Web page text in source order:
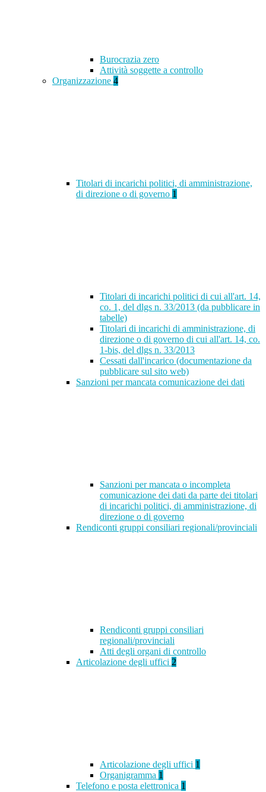
Burocrazia zero
Attività soggette a controllo
Organizzazione 4
Titolari di incarichi politici, di amministrazione,
di direzione o di governo 1
Titolari di incarichi politici di cui all'art. 14,
co. 1, del dlgs n. 33/2013 (da pubblicare in
tabelle)
Titolari di incarichi di amministrazione, di
direzione o di governo di cui all'art. 14, co.
1-bis, del dlgs n. 33/2013
Cessati dall'incarico (documentazione da
pubblicare sul sito web)
Sanzioni per mancata comunicazione dei dati
Sanzioni per mancata o incompleta
comunicazione dei dati da parte dei titolari
di incarichi politici, di amministrazione, di
direzione o di governo
Rendiconti gruppi consiliari regionali/provinciali
Rendiconti gruppi consiliari
regionali/provinciali
Atti degli organi di controllo
Articolazione degli uffici 2
Articolazione degli uffici 1
Organigramma 1
Telefono e posta elettronica 1